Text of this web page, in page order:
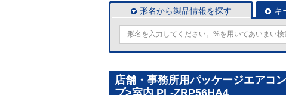
形名から製品情報を探す キ
店舗・事務所用パッケージエアコ
プ>室内 PL-ZRP56HA4